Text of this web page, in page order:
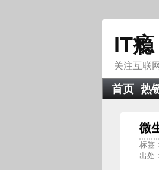
IT瘾
关注互联
首页 热
微
标签
出处